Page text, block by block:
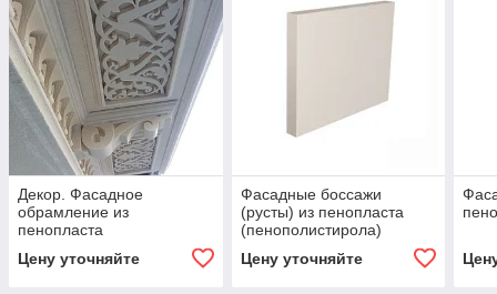
Декор. Фасадное
обрамление из
пенопласта
Цену уточняйте
Фасадные боссажи
(русты) из пенопласта
(пенополистирола)
Цену уточняйте